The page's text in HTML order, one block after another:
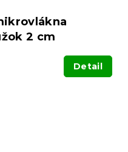
2 cm
Detail